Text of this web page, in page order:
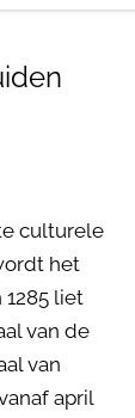
culturele
het
liet
van de
van
april